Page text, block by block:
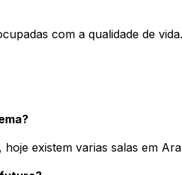
com a qualidade de
existem varias salas em